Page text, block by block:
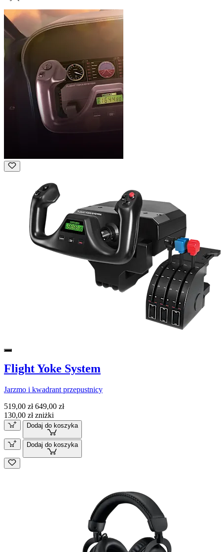
Flight Yoke System
Jarzmo i kwadrant przepustnicy
519,00 zł 649,00 zł
130,00 zł zniżki
Dodaj do koszyka
Dodaj do koszyka